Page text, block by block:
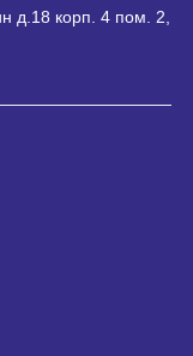
д.18 корп. 4 пом. 2,